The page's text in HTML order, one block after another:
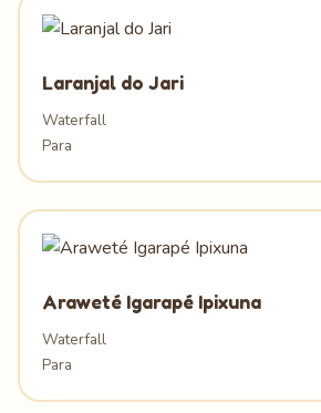
Laranjal do Jari
Waterfall
Para
Araweté Igarapé Ipixuna
Waterfall
Para